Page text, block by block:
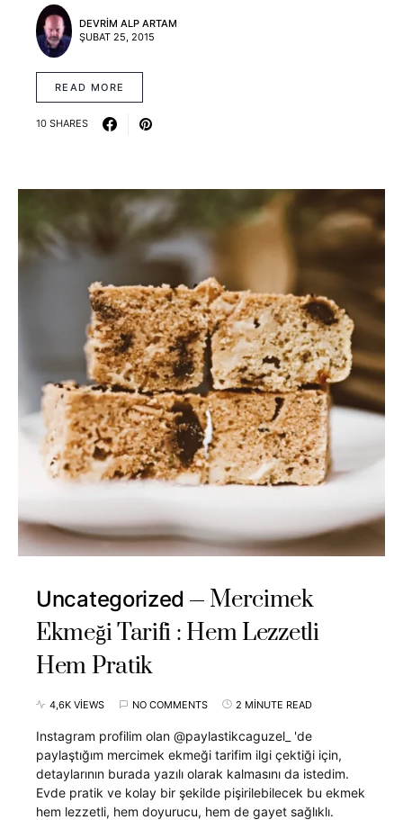
DEVRIM ALP ARTAM
ŞUBAT 25, 2015
READ MORE
10 SHARES
Uncategorized
Mercimek
Ekmeği Tarifi : Hem Lezzetli
Hem Pratik
4,6K VIEWS NO COMMENTS 2 MINUTE READ
Instagram profilim olan @paylastikcaguzel_ 'de
paylaştığım mercimek ekmeği tarifim ilgi çektiği için,
detaylarının burada yazılı olarak kalmasını da istedim.
Evde pratik ve kolay bir şekilde pişirilebilecek bu ekmek
hem lezzetli, hem doyurucu, hem de gayet sağlıklı.